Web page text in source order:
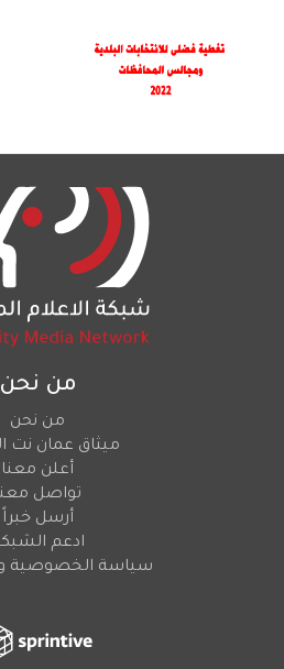
من نحن
من نحن
ميثاق عمان نت
أعلن معنا
تواصل
أرسل خبراً
ادعم
سياسة الخصوصية